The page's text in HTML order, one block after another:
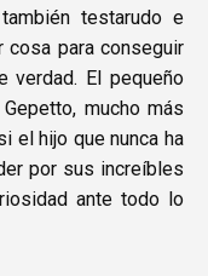
testarudo e
cosa para conseguir
verdad. El pequeño
mucho más
el hijo que nunca ha
por sus increíbles
ante todo lo